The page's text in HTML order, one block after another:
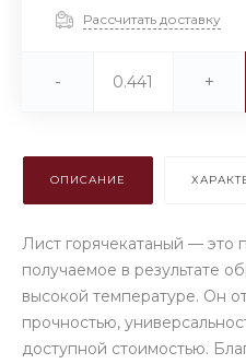
Рассчитать доставку
- +
ОПИСАНИЕ
Лист горячекатаный — это
получаемое в результате
высокой температуре. Он
прочностью,
доступной стоимостью.